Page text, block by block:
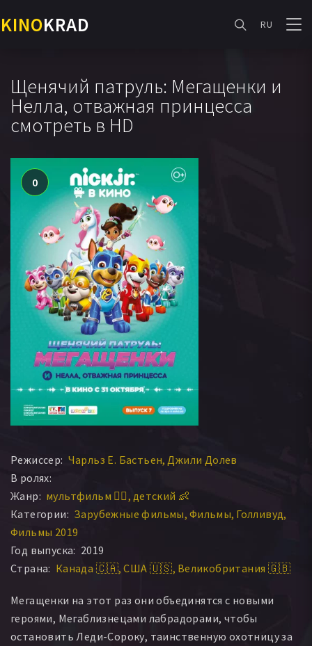
KINOKRAD RU
Щенячий патруль: Мегащенки и
Нелла, отважная принцесса
смотреть в HD
0
Режиссер: Чарльз Е. Бастьен Джили Долев
В ролях:
Жанр: мультфильм 🧚‍♀️ детский 👶
Категории: Зарубежные фильмы Фильмы Голливуд
Фильмы 2019
Год выпуска: 2019
Страна: Канада 🇨🇦 США 🇺🇸 Великобритания 🇬🇧
Мегащенки на этот раз они объединятся с новыми
героями, Мегаблизнецами лабрадорами, чтобы
остановить Леди-Сороку, таинственную охотницу за